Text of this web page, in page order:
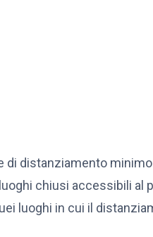
di distanziamento
chiusi accessibili al
luoghi in cui il